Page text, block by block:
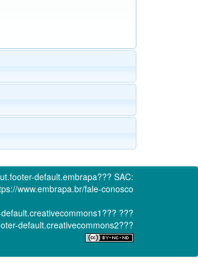
default.embrapa??? SAC:
www.embrapa.br/fale-conosco
???
default.creativecommons2???